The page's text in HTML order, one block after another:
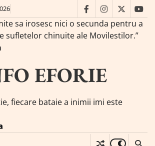
facebookinstagram
twitter
sa irosesc nici o secunda pentru a
sufletelor chinuite ale Movilestilor.”
EFORIE
fiecare bataie a inimii imi este